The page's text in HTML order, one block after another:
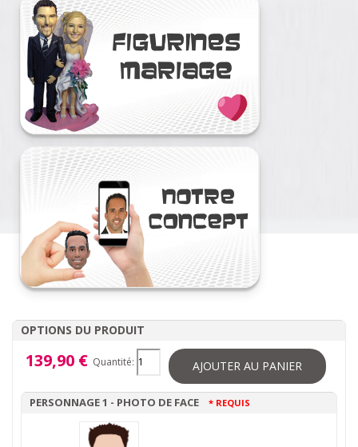
OPTIONS DU PRODUIT
139,90 € Quantité: AJOUTER AU PANIER
PERSONNAGE 1 - PHOTO DE FACE * REQUIS